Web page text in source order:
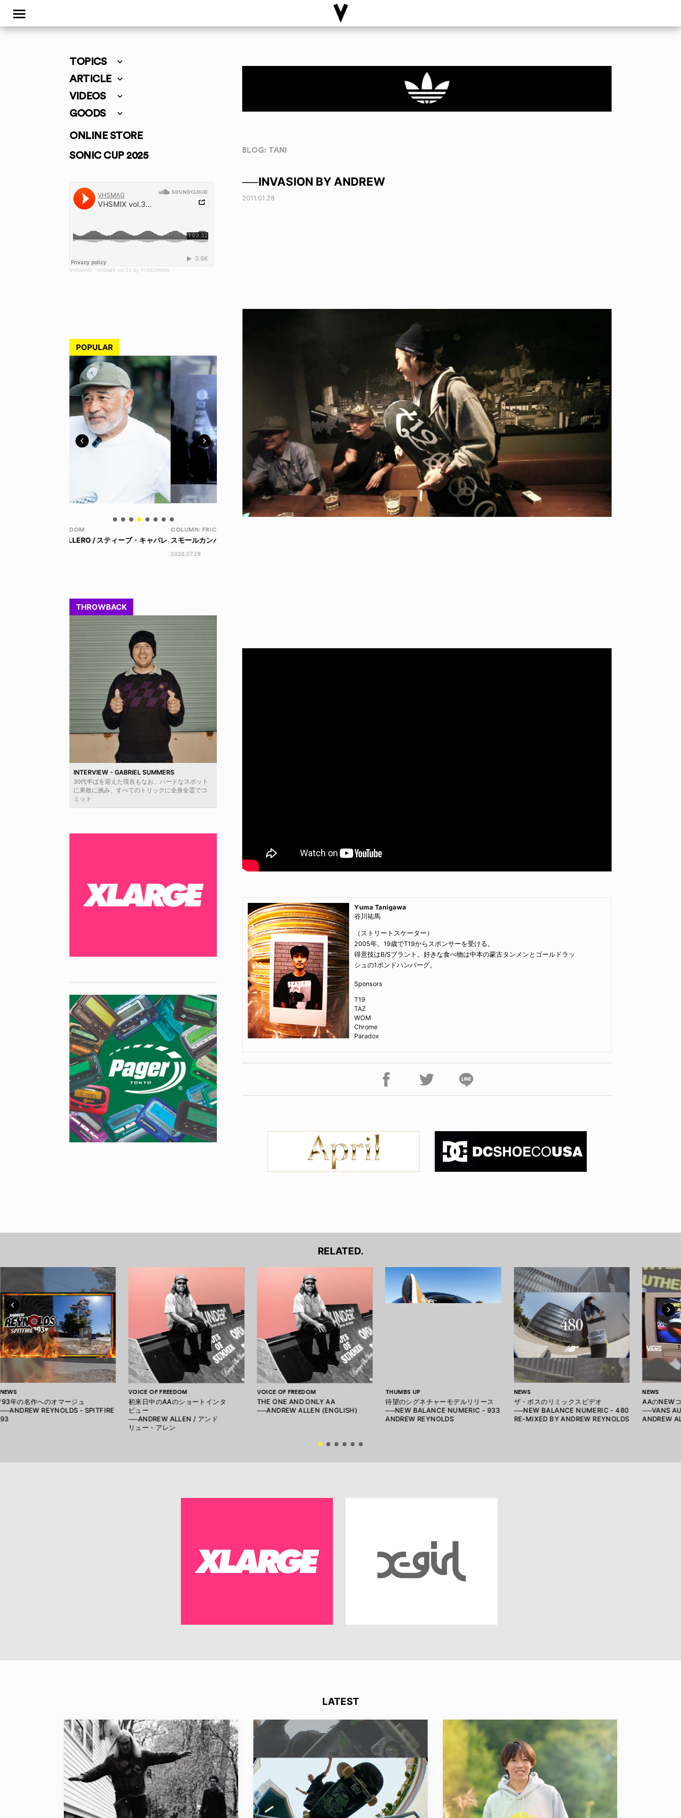
TOPICS
ARTICLE
VIDEOS
GOODS
ONLINE STORE
SONIC CUP 2025
VHSMAG · VHSMIX vol.31 by YUNGJINNN
POPULAR
COLUMN: FRICKS KICKS
スモールカンパニー VS ビッグマネー
THROWBACK
INTERVIEW - GABRIEL SUMMERS
30代半ばを迎えた現在もなお、ハードなスポット
に果敢に挑み、すべてのトリックに全身全霊でコ
ミット
BLOG: TANI
──INVASION BY ANDREW
2011.01.28
Yuma Tanigawa
谷川祐馬
（ストリートスケーター）
2005年、19歳でT19からスポンサーを受ける。
得意技はB/Sブラント。好きな食べ物は中本の蒙古タンメンとゴールドラッ
シュの1ポンドハンバーグ。
Sponsors
T19
TAZ
WOM
Chrome
Paradox
RELATED.
NEWS
'93年の名作へのオマージュ
──ANDREW REYNOLDS - SPITFIRE
93
VOICE OF FREEDOM
初来日中のAAのショートインタ
ビュー
──ANDREW ALLEN / アンド
リュー・アレン
VOICE OF FREEDOM
THE ONE AND ONLY AA
──ANDREW ALLEN (ENGLISH)
THUMBS UP
待望のシグネチャーモデルリリース
──NEW BALANCE NUMERIC - 933
ANDREW REYNOLDS
NEWS
ザ・ボスのリミックスビデオ
──NEW BALANCE NUMERIC - 480
RE-MIXED BY ANDREW REYNOLDS
NEWS
AAのNEW
──VANS
ANDREW
LATEST